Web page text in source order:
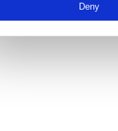
Deny